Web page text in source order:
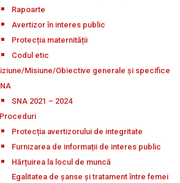
Rapoarte
Avertizor în interes public
Protecția maternității
Codul etic
Misiune/Obiective generale și specifice
SNA 2021 – 2024
Protecția avertizorului de integritate
Furnizarea de informații de interes public
Hărțuirea la locul de muncă
Egalitatea de șanse și tratament între femei